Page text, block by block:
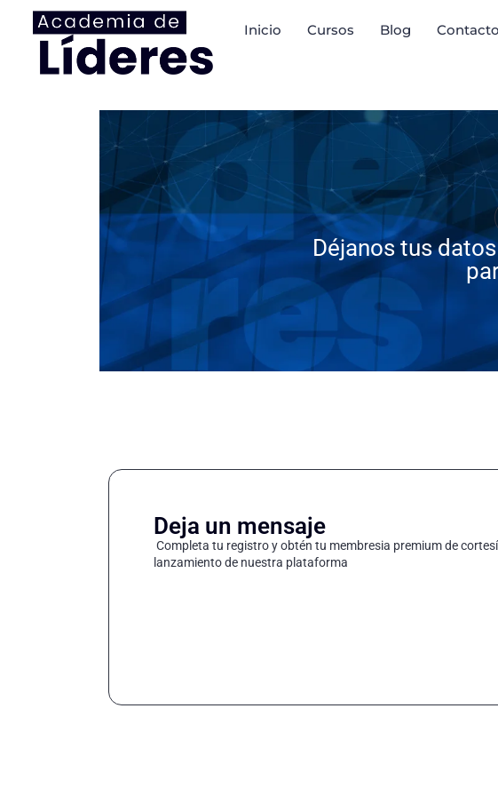
Inicio Cursos Blog Contacto
Déjanos tus
Deja un mensaje
Completa tu registro y obtén tu membresia premium de
lanzamiento de nuestra plataforma